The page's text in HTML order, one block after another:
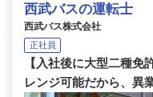
西武バスの運転士
西武バス株式会社
正社員
【入社後に大型二種免
レンジ可能だから、異